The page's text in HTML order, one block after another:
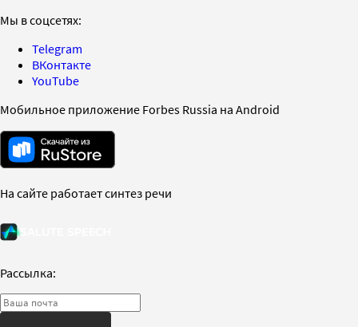
Мы в соцсетях:
Telegram
ВКонтакте
YouTube
Мобильное приложение Forbes Russia на Android
На сайте работает синтез речи
Рассылка: